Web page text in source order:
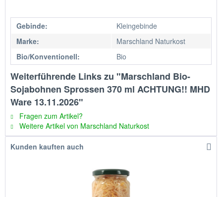
Gebinde:
Kleingebinde
Marke:
Marschland Naturkost
Bio/Konventionell:
Bio
Weiterführende Links zu "Marschland Bio-
Sojabohnen Sprossen 370 ml ACHTUNG!! MHD
Ware 13.11.2026"
Fragen zum Artikel?
Weitere Artikel von Marschland Naturkost
Kunden kauften auch